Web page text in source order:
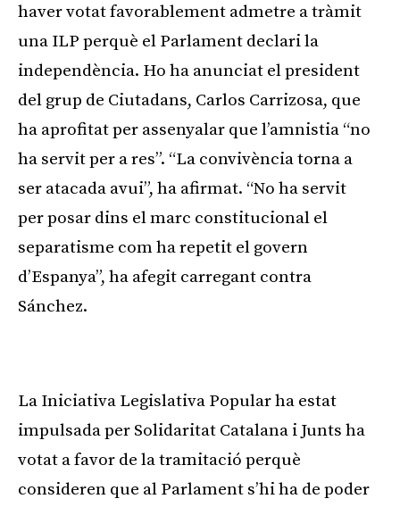
haver votat favorablement admetre a tràmit
una ILP perquè el Parlament declari la
independència. Ho ha anunciat el president
del grup de Ciutadans, Carlos Carrizosa, que
ha aprofitat per assenyalar que l’amnistia “no
ha servit per a res”. “La convivència torna a
ser atacada avui”, ha afirmat. “No ha servit
per posar dins el marc constitucional el
separatisme com ha repetit el govern
d’Espanya”, ha afegit carregant contra
Sánchez.
La Iniciativa Legislativa Popular ha estat
impulsada per Solidaritat Catalana i Junts ha
votat a favor de la tramitació perquè
consideren que al Parlament s’hi ha de poder